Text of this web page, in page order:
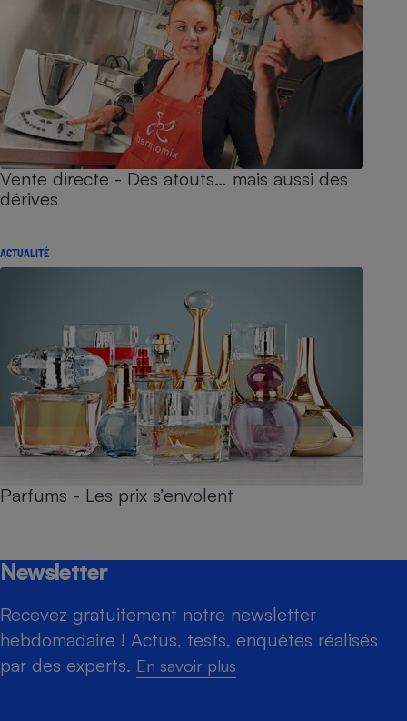
Vente directe - Des atouts… mais aussi des
dérives
ACTUALITÉ
Parfums - Les prix s’envolent
Newsletter
Recevez gratuitement notre newsletter
hebdomadaire ! Actus, tests, enquêtes réalisés
par des experts. En savoir plus